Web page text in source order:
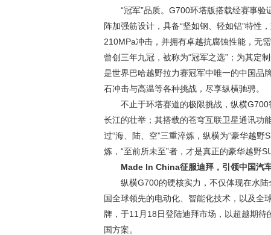
“冠军”品质。G700环塔版搭载经赛事
阵加强筋设计，具备“坚如钢、轻如铝”特性
210MPa冲击，并拥有卓越抗腐蚀性能，无
曾创三年九冠，被称为“冠军之选”；为其定
是世界巴哈越野拉力赛冠军中唯一的中国品
石冲击与高温等各种挑战，尽享纵横驰骋。
不止于环塔赛道的极限挑战，纵横
长江的壮举；其搭载的苍穹互联卫星通讯功
过“海、陆、空”三重淬炼，纵横为“豪华越
炼，“至前所未至”者，才是真正的豪华越野
Made In China征服迪拜 ， 引领中国汽
纵横G700的硬核实力，不仅体现在水
国全球领先的电动化、智能化技术，以及全
牌，于11月18日登陆迪拜市场，以超越期待
国方案。